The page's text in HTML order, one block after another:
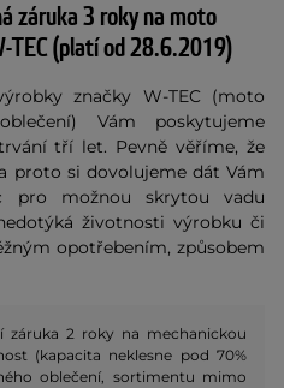
záruka 3 roky na moto
TEC (platí od 28.6.2019)
značky W-TEC (moto
Vám poskytujeme
tří let. Pevně věříme, že
proto si dovolujeme dát Vám
pro možnou skrytou vadu
životnosti výrobku či
opotřebením, způsobem
2 roky na mechanickou
(kapacita neklesne pod 70%
oblečení, sortimentu mimo